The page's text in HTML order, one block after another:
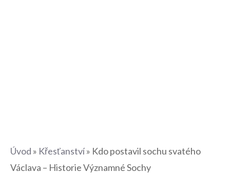
Úvod » Křesťanství» Kdo postavil sochu svatého
Václava – Historie Významné Sochy